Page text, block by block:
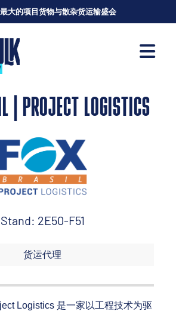
大的项目货物与散杂货运输盛会
| PROJECT LOGISTICS
Stand: 2E50-F51
货运代理
Logistics 是一家以工程技术为驱